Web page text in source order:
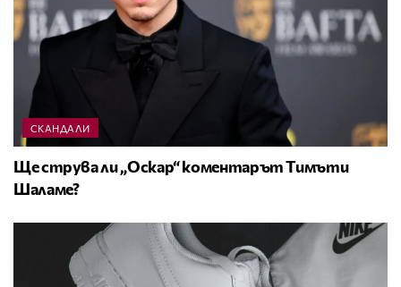
СКАНДАЛИ
Ще струва ли „Оскар“ коментарът Тимъти
Шаламе?